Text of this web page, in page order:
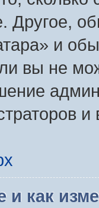
Другое,
и
вы не
и
и как